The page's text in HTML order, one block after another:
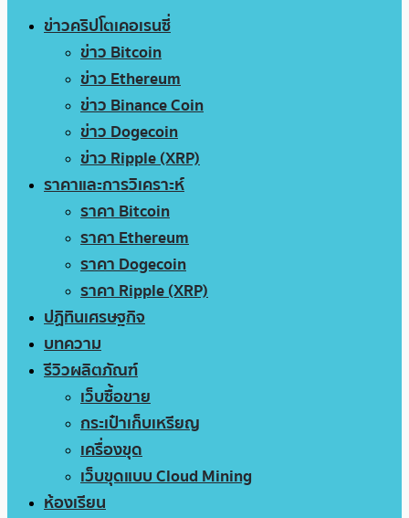
ข่าวคริปโตเคอเรนซี่
ข่าว Bitcoin
ข่าว Ethereum
ข่าว Binance Coin
ข่าว Dogecoin
ข่าว Ripple (XRP)
ราคาและการวิเคราะห์
ราคา Bitcoin
ราคา Ethereum
ราคา Dogecoin
ราคา Ripple (XRP)
ปฏิทินเศรษฐกิจ
บทความ
รีวิวผลิตภัณฑ์
เว็บซื้อขาย
กระเป๋าเก็บเหรียญ
เครื่องขุด
เว็บขุดแบบ Cloud Mining
ห้องเรียน